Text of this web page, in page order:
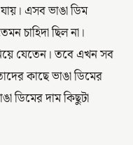
এসব ভাঙা ডিম
চাহিদা ছিল না।
যেতেন। তবে এখন সব
কাছে ভাঙা ডিমের
ডিমের দাম কিছুটা